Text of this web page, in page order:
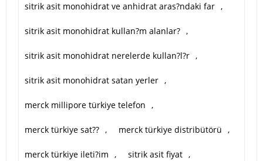
sitrik asit monohidrat ve anhidrat aras?ndaki far ,
sitrik asit monohidrat kullan?m alanlar? ,
sitrik asit monohidrat nerelerde kullan?l?r ,
sitrik asit monohidrat satan yerler ,
merck millipore türkiye telefon ,
merck türkiye sat?? , merck türkiye distribütörü ,
merck türkiye ileti?im , sitrik asit fiyat ,